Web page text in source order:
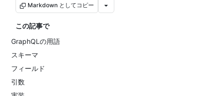
Markdown としてコピー
この記事で
GraphQLの用語
スキーマ
フィールド
引数